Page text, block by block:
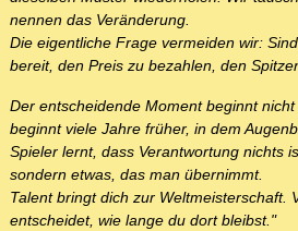
nennen das Veränderung.
Die eigentliche Frage vermeiden wir:
bereit, den Preis zu bezahlen, den
Der entscheidende Moment beginnt
beginnt viele Jahre früher, in dem
Spieler lernt, dass Verantwortung nichts
sondern etwas, das man übernimmt.
Talent bringt dich zur Weltmeisterschaft.
entscheidet, wie lange du dort bleibst."